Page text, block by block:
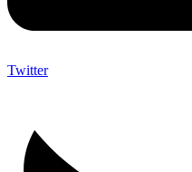
Twitter